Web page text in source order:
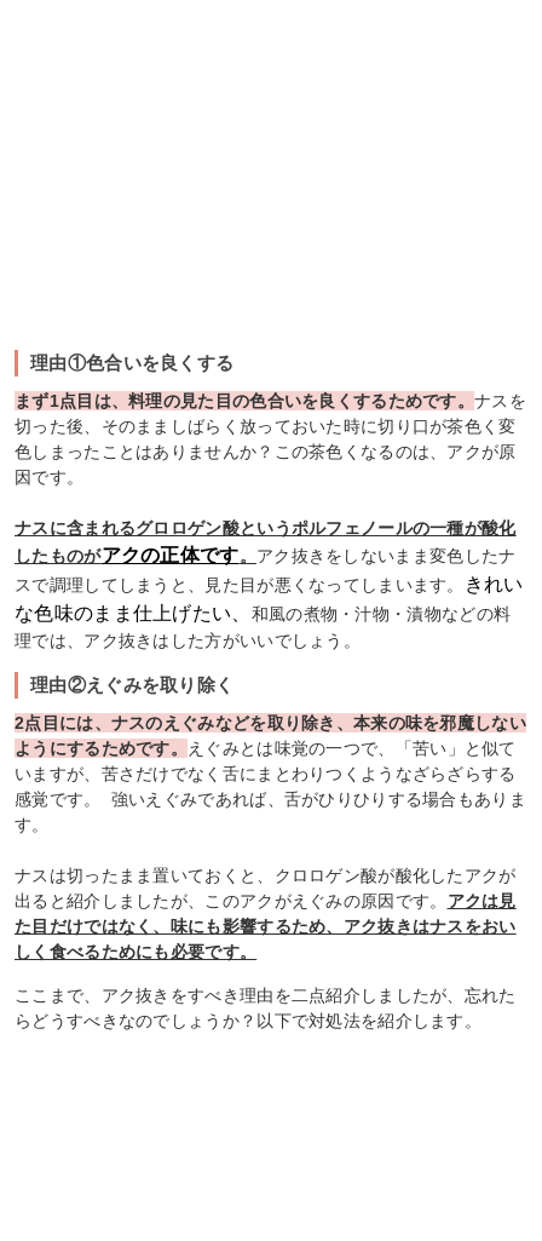
理由①色合いを良くする
まず1点目は、料理の見た目の色合いを良くするためです。ナスを
切った後、そのまましばらく放っておいた時に切り口が茶色く変
色しまったことはありませんか？この茶色くなるのは、アクが原
因です。
ナスに含まれるグロロゲン酸というポルフェノールの一種が酸化
したものがアクの正体です。 アク抜きをしないまま変色したナ
スで調理してしまうと、見た目が悪くなってしまいます。
きれい
な色味のまま仕上げたい、 和風の煮物・汁物・漬物などの料
理では、アク抜きはした方がいいでしょう。
理由②えぐみを取り除く
2点目には、ナスのえぐみなどを取り除き、本来の味を邪魔しない
ようにするためです。
えぐみとは味覚の一つで、「苦い」と似て
いますが、苦さだけでなく舌にまとわりつくようなざらざらする
感覚です。 強いえぐみであれば、舌がひりひりする場合もありま
す。
ナスは切ったまま置いておくと、クロロゲン酸が酸化したアクが
出ると紹介しましたが、このアクがえぐみの原因です。 アクは見
た目だけではなく、味にも影響するため、アク抜きはナスをおい
しく食べるためにも必要です。
ここまで、アク抜きをすべき理由を二点紹介しましたが、忘れた
らどうすべきなのでしょうか？以下で対処法を紹介します。